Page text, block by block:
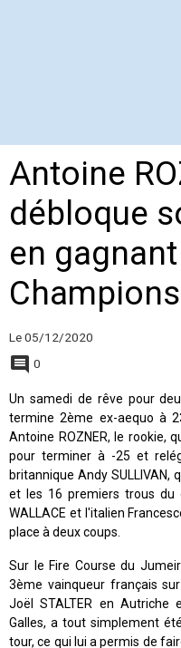
Antoine
débloque
en
Le 05/12/2020
0
Un samedi de rêve pour
termine 2ème ex-aequo à
Antoine ROZNER, le rookie,
pour terminer à -25 et
britannique Andy
et les 16 premiers trous du
WALLACE et l'italien
place à deux coups.
Sur le Fire Course du
3ème vainqueur français
Joël STALTER en Autriche
Galles, a tout simplement
tour, ce qui lui a permis de